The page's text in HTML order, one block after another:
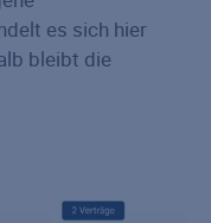
es sich hier
bleibt die